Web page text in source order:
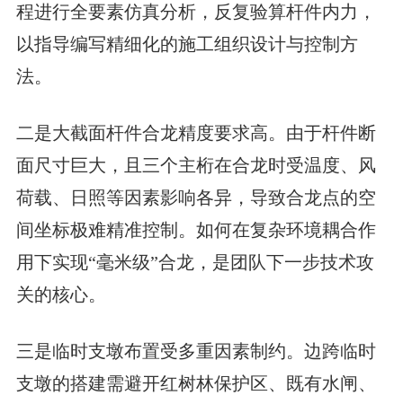
程进行全要素仿真分析，反复验算杆件内力，
以指导编写精细化的施工组织设计与控制方
法。
二是大截面杆件合龙精度要求高。由于杆件断
面尺寸巨大，且三个主桁在合龙时受温度、风
荷载、日照等因素影响各异，导致合龙点的空
间坐标极难精准控制。如何在复杂环境耦合作
用下实现“毫米级”合龙，是团队下一步技术攻
关的核心。
三是临时支墩布置受多重因素制约。边跨临时
支墩的搭建需避开红树林保护区、既有水闸、